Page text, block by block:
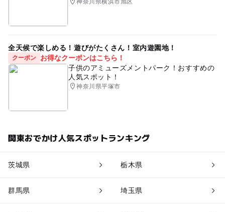
神奈川県横浜市旭区
全天候で楽しめる！遊びがたくさん！室内遊園地！
クーポン
お得なクーポンはこちら！
子供のアミューズメントパーク！おすすめの
人気スポット！
神奈川県平塚市
関東おでかけ人気スポットランキング
茨城県 栃木県
群馬県 埼玉県